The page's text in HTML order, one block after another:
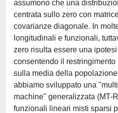
assumono che una
centrata sullo zero con
covarianze diagonale. In
longitudinali e funzionali,
zero risulta essere una
consentendo il
sulla media della
abbiamo sviluppato una
machine" generalizzata (MT-
funzionali lineari misti sparsi